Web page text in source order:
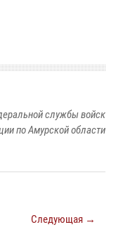
службы войск
по Амурской области
Следующая →